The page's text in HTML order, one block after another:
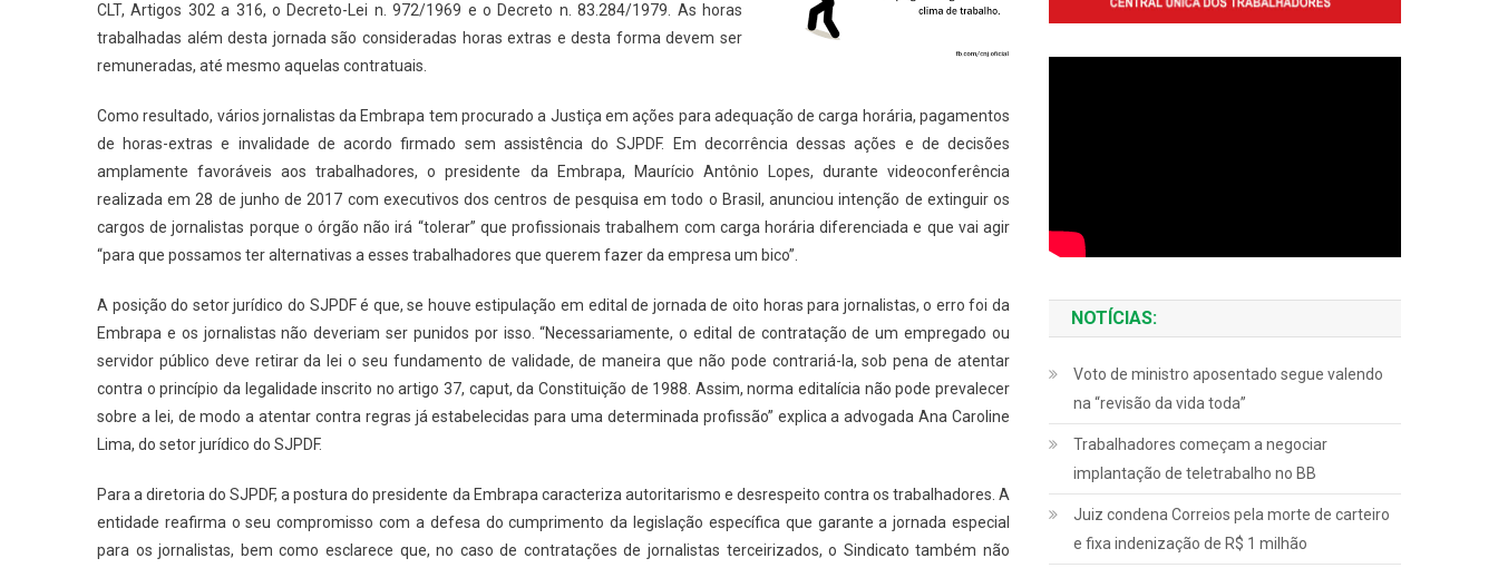
CLT, Artigos 302 a 316, o Decreto-Lei n. 972/1969 e o Decreto n. 83.284/1979. As horas
trabalhadas além desta jornada são consideradas horas extras e desta forma devem ser
remuneradas, até mesmo aquelas contratuais.
Como resultado, vários jornalistas da Embrapa tem procurado a Justiça em ações para adequação de carga horária, pagamentos
de horas-extras e invalidade de acordo firmado sem assistência do SJPDF. Em decorrência dessas ações e de decisões
amplamente favoráveis aos trabalhadores, o presidente da Embrapa, Maurício Antônio Lopes, durante videoconferência
realizada em 28 de junho de 2017 com executivos dos centros de pesquisa em todo o Brasil, anunciou intenção de extinguir os
cargos de jornalistas porque o órgão não irá “tolerar” que profissionais trabalhem com carga horária diferenciada e que vai agir
“para que possamos ter alternativas a esses trabalhadores que querem fazer da empresa um bico”.
A posição do setor jurídico do SJPDF é que, se houve estipulação em edital de jornada de oito horas para jornalistas, o erro foi da
Embrapa e os jornalistas não deveriam ser punidos por isso. “Necessariamente, o edital de contratação de um empregado ou
servidor público deve retirar da lei o seu fundamento de validade, de maneira que não pode contrariá-la, sob pena de atentar
contra o princípio da legalidade inscrito no artigo 37, caput, da Constituição de 1988. Assim, norma editalícia não pode prevalecer
sobre a lei, de modo a atentar contra regras já estabelecidas para uma determinada profissão” explica a advogada Ana Caroline
Lima, do setor jurídico do SJPDF.
Para a diretoria do SJPDF, a postura do presidente da Embrapa caracteriza autoritarismo e desrespeito contra os trabalhadores. A
entidade reafirma o seu compromisso com a defesa do cumprimento da legislação específica que garante a jornada especial
para os jornalistas, bem como esclarece que, no caso de contratações de jornalistas terceirizados, o Sindicato também não
NOTÍCIAS:
Voto de ministro aposentado segue valendo
na “revisão da vida toda”
Trabalhadores começam a negociar
implantação de teletrabalho no BB
Juiz condena Correios pela morte de carteiro
e fixa indenização de R$ 1 milhão